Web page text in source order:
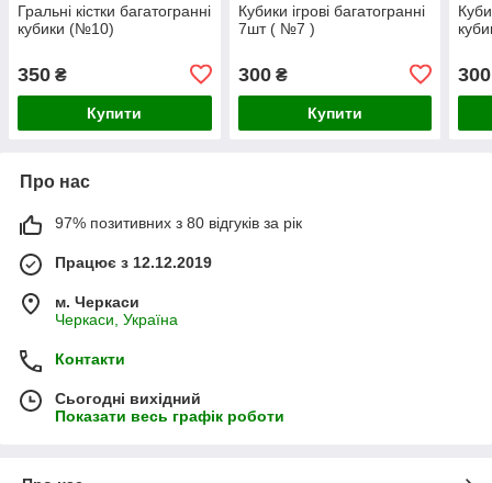
Гральні кістки багатогранні
кубики (№10)
350 ₴
Купити
Кубики ігрові багатогранні
7шт ( №7 )
300₴
Купити
300
Про нас
97% позитивних з 80 відгуків за рік
Працює з 12.12.2019
м. Черкаси
Черкаси, Україна
Контакти
Сьогодні вихідний
Показати весь графік роботи